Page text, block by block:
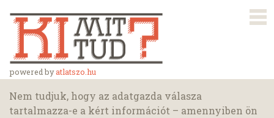
powered byatlatszo.hu
Nem tudjuk, hogy az adatgazda válasza
tartalmazza-e a kért információt – amennyiben ön